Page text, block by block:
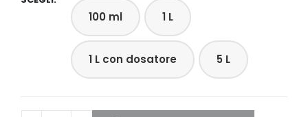
100 ml 1 L
1 L con dosatore 5 L